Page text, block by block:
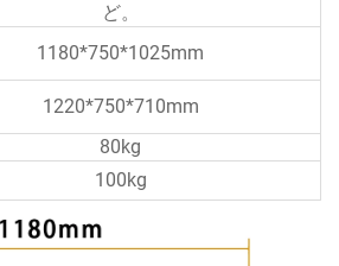
ど。
1180*750*1025mm
1220*750*710mm
80kg
100kg